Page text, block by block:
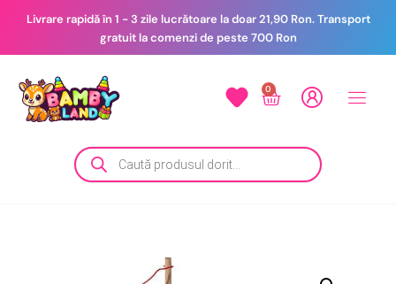
Livrare rapidă în 1 - 3 zile lucrătoare la doar 21,90 Ron. Transport
gratuit la comenzi de peste 700 Ron
0